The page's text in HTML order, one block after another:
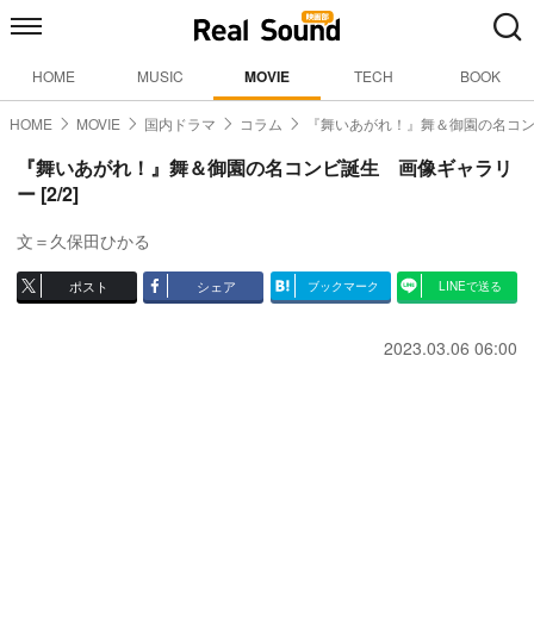
HOME MUSIC MOVIE TECH BOOK
HOME MOVIE 国内ドラマ コラム 『舞いあがれ！』舞＆御園の名コ
『舞いあがれ！』舞＆御園の名コンビ誕生 画像ギャラリ
ー [2/2]
文＝久保田ひかる
ポスト シェア ブックマーク LINEで送る
2023.03.06 06:00